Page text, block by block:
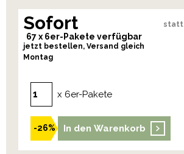
Sofort
67 x 6er-Pakete verfügbar
jetzt bestellen, Versand gleich
Montag
statt
x 6er-Pakete
-26% In den Warenkorb